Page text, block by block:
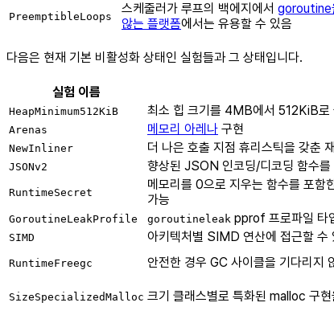
PreemptibleLoops
스케줄러가 루프의 백에지에서 goroutine
않는 플랫폼에서는 유용할 수 있음
다음은 현재 기본 비활성화 상태인 실험들과 그 상태입니다.
실험 이름
HeapMinimum512KiB 최소 힙 크기를 4MB에서 512KiB로
Arenas 메모리 아레나 구현
NewInliner 더 나은 호출 지점 휴리스틱을 갖춘
JSONv2 향상된 JSON 인코딩/디코딩 함수를
RuntimeSecret
메모리를 0으로 지우는 함수를 포함
가능
GoroutineLeakProfile goroutineleak pprof 프로파일 타
SIMD 아키텍처별 SIMD 연산에 접근할 수
RuntimeFreegc 안전한 경우 GC 사이클을 기다리지
SizeSpecializedMalloc 크기 클래스별로 특화된 malloc 구